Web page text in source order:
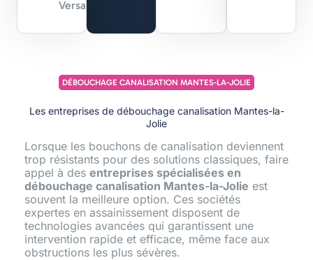
Versailles
DÉBOUCHAGE CANALISATION MANTES-LA-JOLIE
Les entreprises de débouchage canalisation Mantes-la-
Jolie
Lorsque les bouchons de canalisation deviennent
trop résistants pour des solutions classiques, faire
appel à des entreprises spécialisées en
débouchage canalisation Mantes-la-Jolie est
souvent la meilleure option. Ces sociétés
expertes en assainissement disposent de
technologies avancées qui garantissent une
intervention rapide et efficace, même face aux
obstructions les plus sévères.